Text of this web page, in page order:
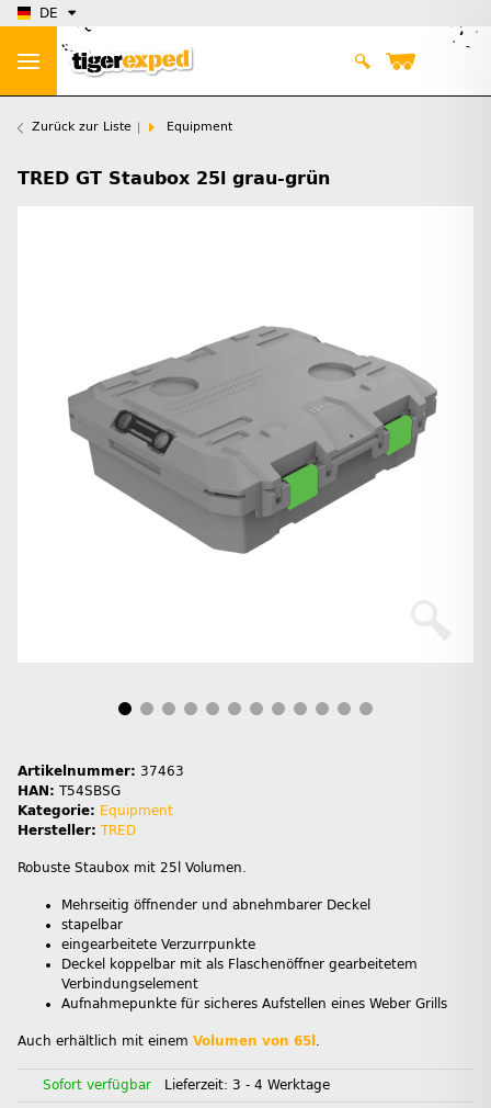
DE
Zurück zur Liste Equipment
TRED GT Staubox 25l grau-grün
Artikelnummer: 37463
HAN: T54SBSG
Kategorie: Equipment
Hersteller: TRED
Robuste Staubox mit 25l Volumen.
Mehrseitig öffnender und abnehmbarer Deckel
stapelbar
eingearbeitete Verzurrpunkte
Deckel koppelbar mit als Flaschenöffner gearbeitetem
Verbindungselement
Aufnahmepunkte für sicheres Aufstellen eines Weber Grills
Auch erhältlich mit einem Volumen von 65l .
Sofort verfügbar Lieferzeit: 3 - 4 Werktage